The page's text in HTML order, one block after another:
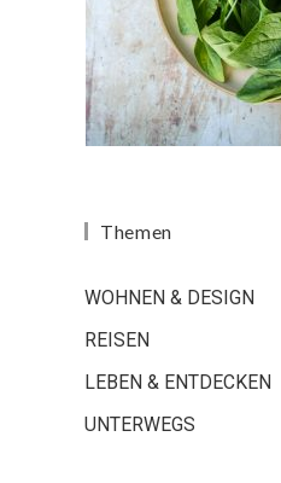
Themen
WOHNEN & DESIGN
REISEN
LEBEN & ENTDECKEN
UNTERWEGS